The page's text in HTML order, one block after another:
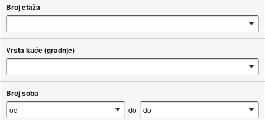
Broj etaža
Vrsta kuće (gradnje)
Broj soba
do